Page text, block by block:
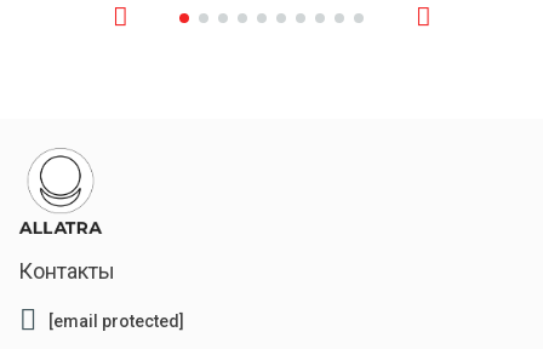
Контакты
[email protected]